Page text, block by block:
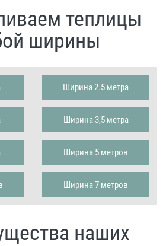
теплицы
ширины
Ширина 2.5 метра
Ширина 3,5 метра
Ширина 5 метров
Ширина 7 метров
наших